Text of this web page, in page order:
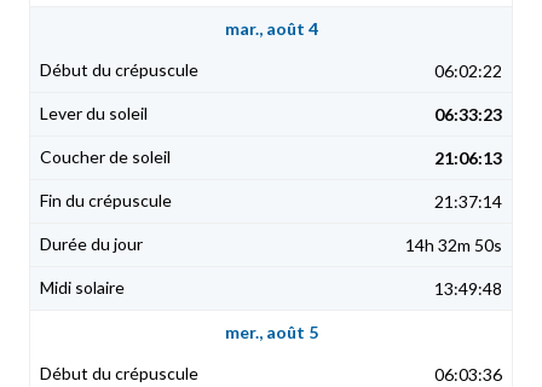
mar., août 4
06:02:22
06:33:23
21:06:13
21:37:14
14h 32m 50s
13:49:48
mer., août 5
06:03:36